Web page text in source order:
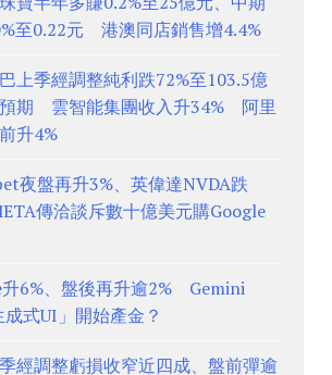
至0.22元 港澳同店銷售增4.4%
上季經調整純利跌72%至103.5億
期 雲智能集團收入升34% 阿里
升4%
夜盤再升3%、英偉達NVDA跌
傳洽談斥數十億美元購Google
升6%、盤後再升逾2% Gemini
式UI」開始產金？
經調整虧損收窄近四成、盤前彈逾